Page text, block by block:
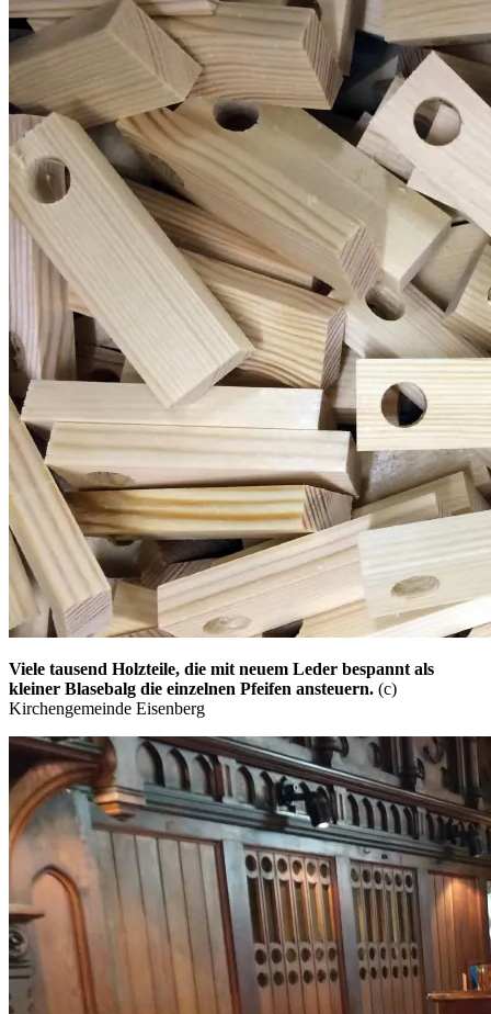
Viele tausend Holzteile, die mit neuem Leder bespannt als
kleiner Blasebalg die einzelnen Pfeifen ansteuern. (c)
Kirchengemeinde Eisenberg